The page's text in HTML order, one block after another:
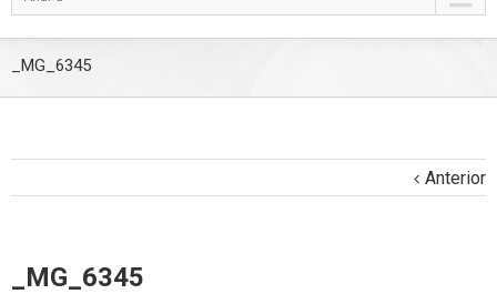
_MG_6345
Anterior
_MG_6345